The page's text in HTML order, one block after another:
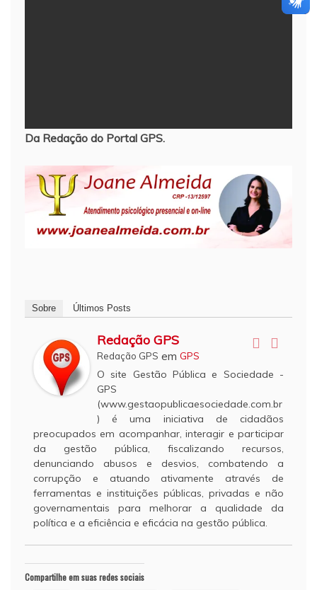
Da Redação do Portal GPS.
Sobre Últimos Posts
Redação GPS
Redação GPS em GPS
O site Gestão Pública e Sociedade -
GPS
(www.gestaopublicaesociedade.com.br
) é uma iniciativa de cidadãos
preocupados em acompanhar, interagir e participar
da gestão pública, fiscalizando recursos,
denunciando abusos e desvios, combatendo a
corrupção e atuando ativamente através de
ferramentas e instituições públicas, privadas e não
governamentais para melhorar a qualidade da
política e a eficiência e eficácia na gestão pública.
Compartilhe em suas redes sociais